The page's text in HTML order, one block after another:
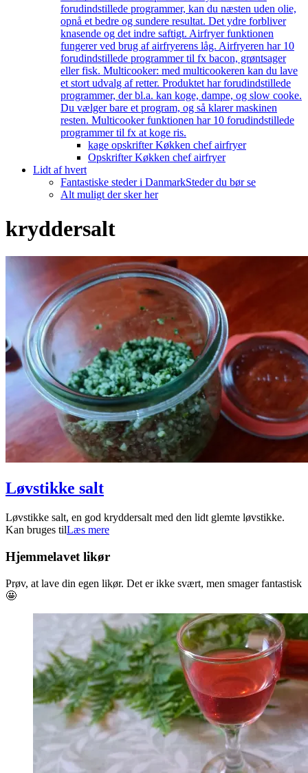
forudindstillede programmer, kan du næsten uden olie,
opnå et bedre og sundere resultat. Det ydre forbliver
knasende og det indre saftigt. Airfryer funktionen
fungerer ved brug af airfryerens låg. Airfryeren har 10
forudindstillede programmer til fx bacon, grøntsager
eller fisk. Multicooker: med multicookeren kan du lave
et stort udvalg af retter. Produktet har forudindstillede
programmer, der bl.a. kan koge, dampe, og slow cooke.
Du vælger bare et program, og så klarer maskinen
resten. Multicooker funktionen har 10 forudindstillede
programmer til fx at koge ris.
kage opskrifter Køkken chef airfryer
Opskrifter Køkken chef airfryer
Lidt af hvert
Fantastiske steder i DanmarkSteder du bør se
Alt muligt der sker her
kryddersalt
Løvstikke salt
2024-
05-
Løvstikke salt, en god kryddersalt med den lidt glemte løvstikke.
Kan bruges tilLæs mere
Hjemmelavet likør
Prøv, at lave din egen likør. Det er ikke svært, men smager fantastisk
🤩